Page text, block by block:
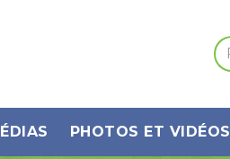
PHOTOS ET VIDÉOS